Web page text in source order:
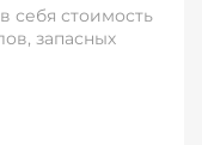
себя стоимость
запасных